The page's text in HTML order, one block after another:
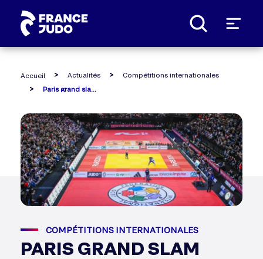
Accueil Actualités
Compétitions internationales
COMPÉTITIONS INTERNATIONALES
PARIS GRAND SLAM